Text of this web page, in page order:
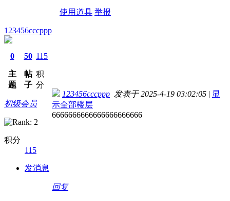
使用道具 举报
123456cccppp
0
主
题
50
帖
子
115
积
分
初级会员
积分
115
发消息
123456cccppp 发表于 2025-4-19 03:02:05 | 显
示全部楼层
6666666666666666666666
回复